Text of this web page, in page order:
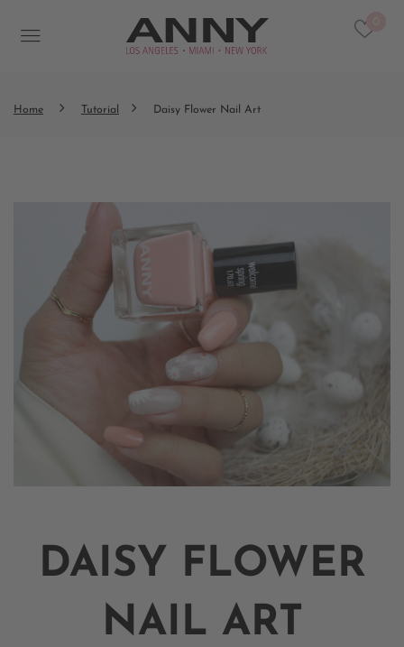
Home Tutorial Daisy Flower Nail Art
DAISY FLOWER
NAIL ART